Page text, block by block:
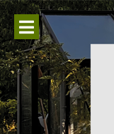
Aller
au
contenu